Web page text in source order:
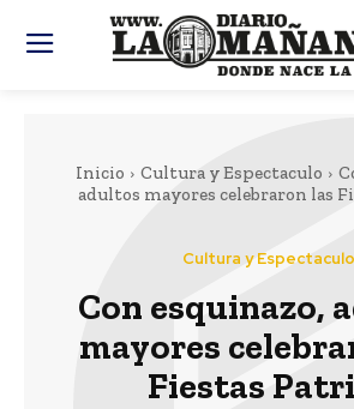
Inicio Cultura y Espectaculo
adultos mayores celebraron las
Cultura y Espectaculo
Con esquinazo,
mayores
Fiestas